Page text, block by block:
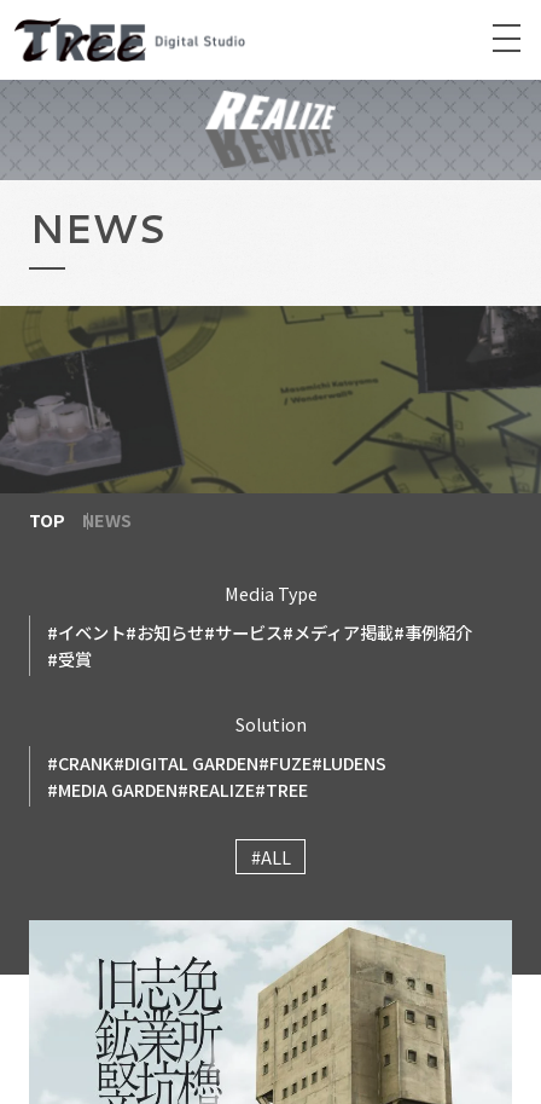
NEWS
TOP NEWS
Media Type
#イベント#お知らせ#サービス#メディア掲載#事例紹介
#受賞
Solution
#CRANK#DIGITAL GARDEN#FUZE#LUDENS
#MEDIA GARDEN#REALIZE#TREE
#ALL